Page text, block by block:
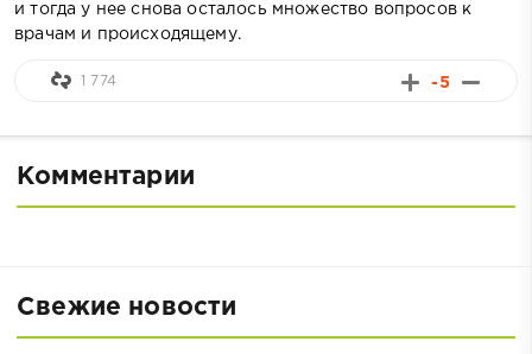
и тогда у нее снова осталось множество вопросов к
врачам и происходящему.
-5
1 774
Комментарии
Свежие новости